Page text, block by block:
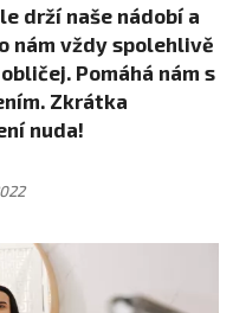
drží naše nádobí a
nám vždy spolehlivě
Pomáhá nám s
Zkrátka
nuda!